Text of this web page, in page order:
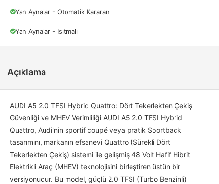
Yan Aynalar - Otomatik Kararan
Yan Aynalar - Isıtmalı
Açıklama
AUDI A5 2.0 TFSI Hybrid Quattro: Dört Tekerlekten Çekiş
Güvenliği ve MHEV Verimliliği AUDI A5 2.0 TFSI Hybrid
Quattro, Audi'nin sportif coupé veya pratik Sportback
tasarımını, markanın efsanevi Quattro (Sürekli Dört
Tekerlekten Çekiş) sistemi ile gelişmiş 48 Volt Hafif Hibrit
Elektrikli Araç (MHEV) teknolojisini birleştiren üstün bir
versiyonudur. Bu model, güçlü 2.0 TFSI (Turbo Benzinli)